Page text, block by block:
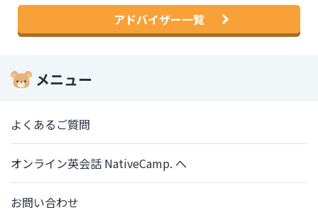
アドバイザー一覧
メニュー
よくあるご質問
オンライン英会話 NativeCamp. へ
お問い合わせ